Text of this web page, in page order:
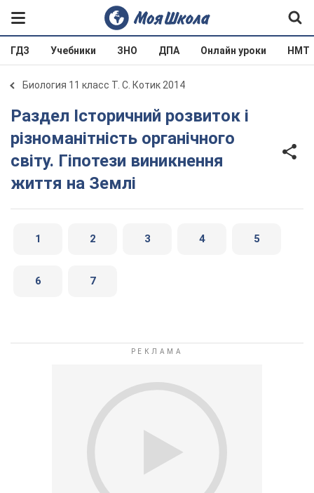
ГДЗ Учебники ЗНО ДПА Онлайн уроки НМТ
Биология 11 класс Т. С. Котик 2014
Раздел Історичний розвиток і
різноманітність органічного
світу. Гіпотези виникнення
життя на Землі
1 2 3 4 5
6 7